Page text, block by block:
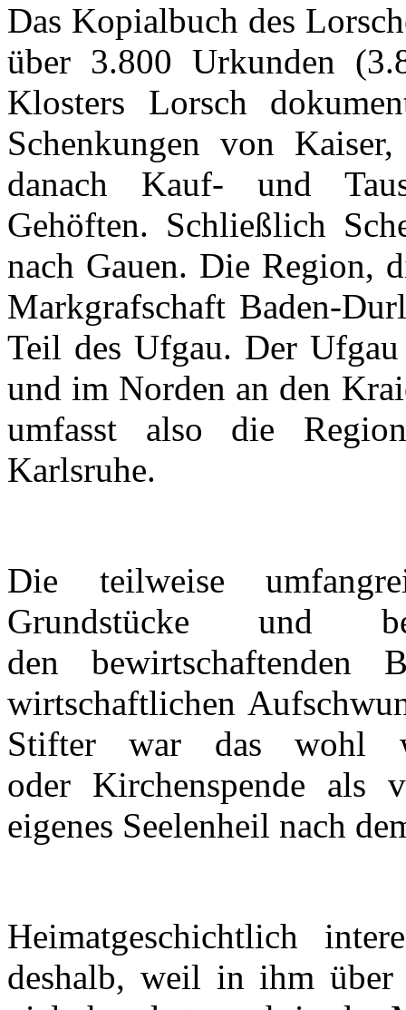
Das Kopialbuch des
über 3.800 Urkunden
Klosters Lorsch
Schenkungen von
danach Kauf- und
Gehöften. Schließlich
nach Gauen. Die Region,
Markgrafschaft Baden-
Teil des Ufgau. Der Ufgau
und im Norden an den
umfasst also die
Karlsruhe.
Die teilweise
Grundstücke und
den bewirtschaftenden
wirtschaftlichen
Stifter war das wohl
oder Kirchenspende
eigenes Seelenheil nach
Heimatgeschichtlich
deshalb, weil in ihm über